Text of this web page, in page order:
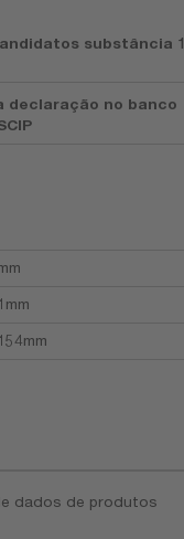
substância 1
declaração no banco
dados de produtos